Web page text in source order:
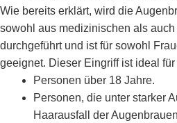
Wie bereits erklärt, wird die
sowohl aus medizinischen als
durchgeführt und ist für sowohl
geeignet. Dieser Eingriff ist ideal
Personen über 18 Jahre.
Personen, die unter starker
Haarausfall der